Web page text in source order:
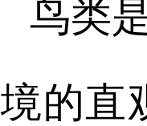
鸟类
境的直